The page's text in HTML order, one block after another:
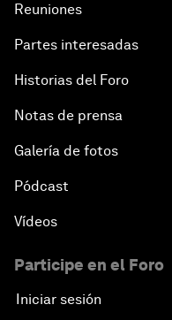
Navigating a
China's Bay Area
Precision Medicine:
New Frontiers of
Reuniones
Partes interesadas
Historias del Foro
Notas de prensa
Galería de fotos
Pódcast
Vídeos
Participe en el Foro
Iniciar sesión